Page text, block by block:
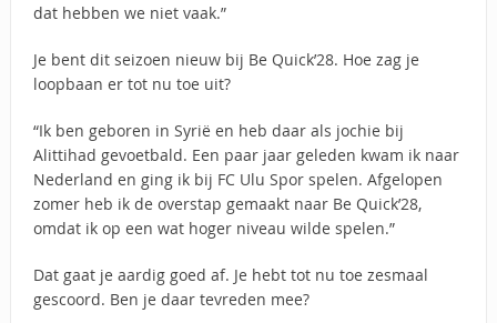
dat hebben we niet vaak.”
Je bent dit seizoen nieuw bij Be Quick’28. Hoe zag je
loopbaan er tot nu toe uit?
“Ik ben geboren in Syrië en heb daar als jochie bij
Alittihad gevoetbald. Een paar jaar geleden kwam ik naar
Nederland en ging ik bij FC Ulu Spor spelen. Afgelopen
zomer heb ik de overstap gemaakt naar Be Quick’28,
omdat ik op een wat hoger niveau wilde spelen.”
Dat gaat je aardig goed af. Je hebt tot nu toe zesmaal
gescoord. Ben je daar tevreden mee?